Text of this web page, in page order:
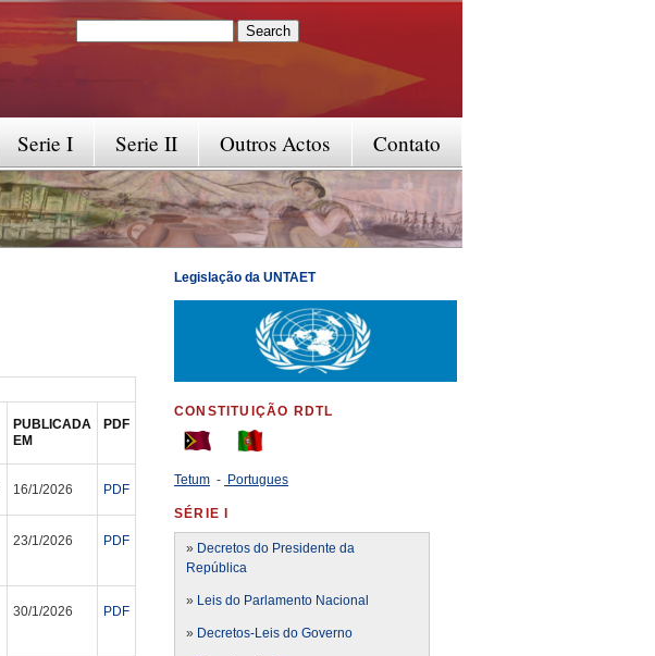
Search form
Contato
Outros Actos
Serie II
Serie I
PUBLICADA
EM
PDF
16/1/2026 PDF
23/1/2026 PDF
30/1/2026 PDF
Legislação da UNTAET
CONSTITUIÇÃO RDTL
Tetum - Portugues
SÉRIE I
» Decretos do Presidente da
República
» Leis do Parlamento Nacional
» Decretos-Leis do Governo